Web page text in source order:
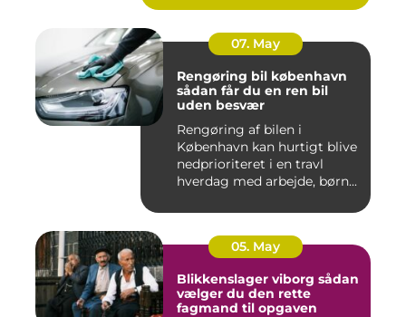
07. May
Rengøring bil københavn
sådan får du en ren bil
uden besvær
Rengøring af bilen i
København kan hurtigt blive
nedprioriteret i en travl
hverdag med arbejde, børn...
05. May
Blikkenslager viborg sådan
vælger du den rette
fagmand til opgaven